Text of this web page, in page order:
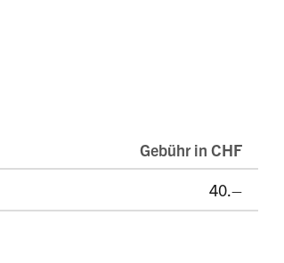
Gebühr in CHF
40.–